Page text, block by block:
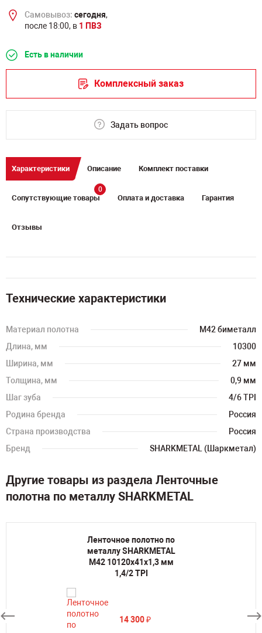
Самовывоз: сегодня,
после 18:00, в 1 ПВЗ
Есть в наличии
Комплексный заказ
Задать вопрос
Характеристики Описание Комплект поставки
Сопутствующие товары
0
Оплата и доставка Гарантия
Отзывы
Технические характеристики
Материал полотна
M42 биметалл
Длина, мм
10300
Ширина, мм
27 мм
Толщина, мм
0,9 мм
Шаг зуба
4/6 TPI
Родина бренда
Россия
Страна производства
Россия
Бренд
SHARKMETAL (Шаркметал)
Другие товары из раздела Ленточные
полотна по металлу SHARKMETAL
Ленточное полотно по
металлу SHARKMETAL
M42 10120х41х1,3 мм
1,4/2 TPI
14 300₽